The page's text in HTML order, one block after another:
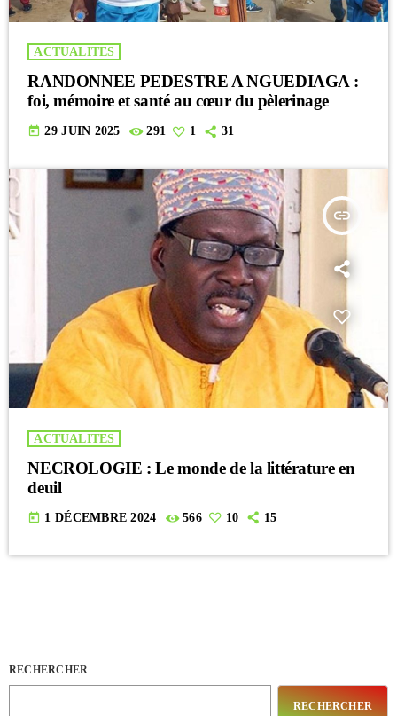
ACTUALITES
RANDONNEE PEDESTRE A NGUEDIAGA :
foi, mémoire et santé au cœur du pèlerinage
today 29 JUIN 2025 291 1 31
insert_link
ACTUALITES
NECROLOGIE : Le monde de la littérature en
deuil
today 1 DÉCEMBRE 2024 566 10 15
RECHERCHER
RECHERCHER